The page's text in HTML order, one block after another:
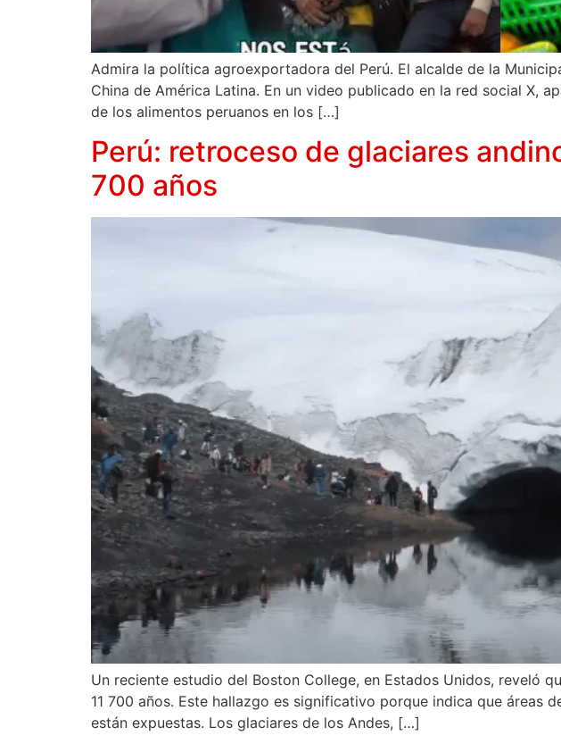
Admira la política agroexportadora del Perú. El alcalde de la
China de América Latina. En un video publicado en la red social X,
de los alimentos peruanos en los […]
Perú: retroceso de glaciares
700 años
Un reciente estudio del Boston College, en Estados Unidos, reveló
11 700 años. Este hallazgo es significativo porque indica que áreas
están expuestas. Los glaciares de los Andes, […]